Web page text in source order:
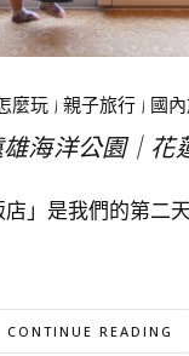
麼玩| 親子旅行| 國
海洋公園｜花
」是我們的第二
CONTINUE READING